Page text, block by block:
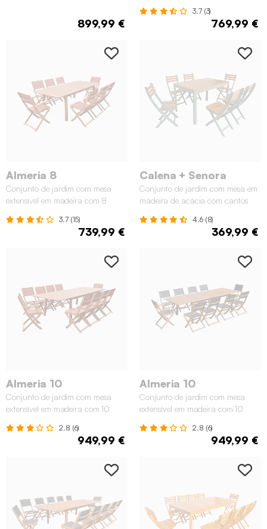
899,99 €
cadeiras, Madeira3.7 (3)
769,99 €
Almeria 8
Conjunto de jardim com mesa
extensível em madeira com 8
3.7 (15)
739,99 €
Calena + Senora
Conjunto de jardim com mesa em
madeira de acácia com cantos
Verde caqui
4.6 (8)
369,99 €
Almeria 10
Conjunto de jardim com mesa
extensível em madeira com 10
2.8 (6)
949,99 €
Almeria 10
Conjunto de jardim com mesa
extensível em madeira com 10
2.8 (6)
949,99 €